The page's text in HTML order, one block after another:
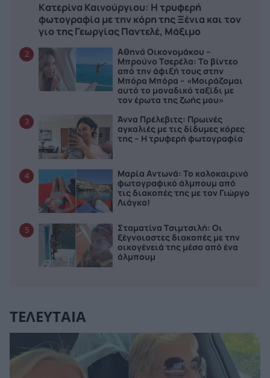
Kατερίνα Καινούργιου: Η τρυφερή
φωτογραφία με την κόρη της Ξένια και τον
γιο της Γεωργίας Παντελέ, Μάξιμο
2
Αθηνά Οικονομάκου –
Μπρούνο Τσερέλα: Το βίντεο
από την άφιξή τους στην
Μπόρα Μπόρα – «Μοιράζομαι
αυτό το μοναδικό ταξίδι με
τον έρωτα της ζωής μου»
3
Άννα Πρέλεβιτς: Πρωινές
αγκαλιές με τις δίδυμες κόρες
της – Η τρυφερή φωτογραφία
4
Μαρία Αντωνά: Το καλοκαιρινό
φωτογραφικό άλμπουμ από
τις διακοπές της με τον Γιώργο
Λιάγκα!
5
Σταματίνα Τσιμτσιλή: Οι
ξέγνοιαστες διακοπές με την
οικογένειά της μέσα από ένα
άλμπουμ
ΤΕΛΕΥΤΑΙΑ